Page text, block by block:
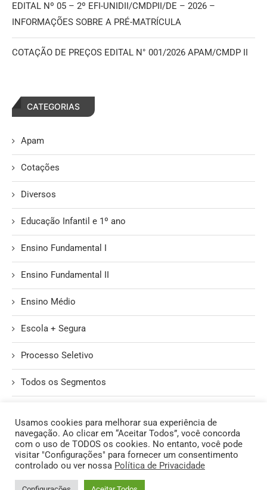
EDITAL Nº 05 – 2º EFI-UNIDII/CMDPII/DE – 2026 –
INFORMAÇÕES SOBRE A PRÉ-MATRÍCULA
COTAÇÃO DE PREÇOS EDITAL N° 001/2026 APAM/CMDP II
CATEGORIAS
Apam
Cotações
Diversos
Educação Infantil e 1º ano
Ensino Fundamental I
Ensino Fundamental II
Ensino Médio
Escola + Segura
Processo Seletivo
Todos os Segmentos
@2026 - Todos os Direitos Reservados. | Produzido pelo Núcleo de
Usamos cookies para melhorar sua experiência de
navegação. Ao clicar em “Aceitar Todos”, você concorda
com o uso de TODOS os cookies. No entanto, você pode
visitar "Configurações" para fornecer um consentimento
controlado ou ver nossa Política de Privacidade